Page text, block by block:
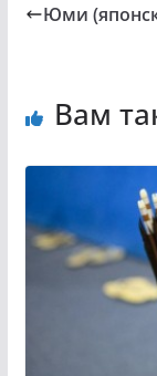
Юми
Вам